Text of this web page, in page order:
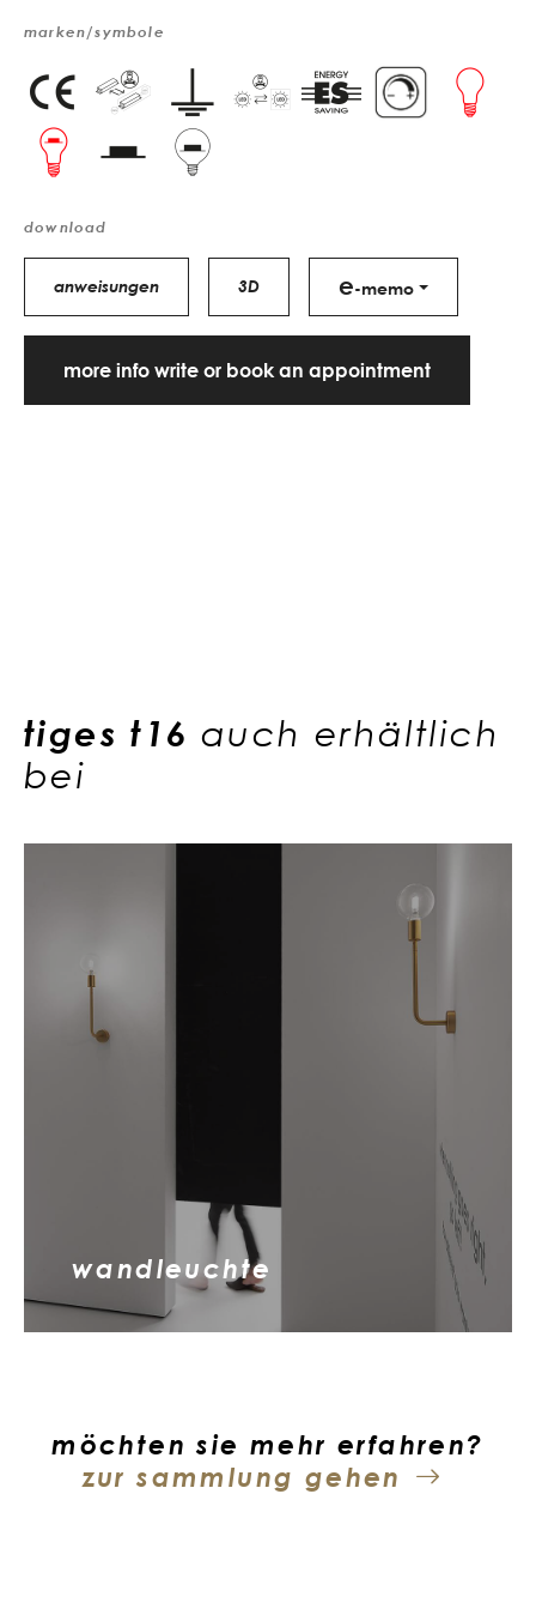
marken/symbole
download
anweisungen 3D e-memo
more info write or book an appointment
tiges t16 auch erhältlich
bei
wandleuchte
möchten sie mehr erfahren?
zur sammlung gehen